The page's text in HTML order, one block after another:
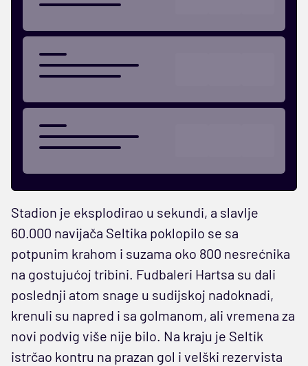
Stadion je eksplodirao u sekundi, a slavlje
60.000 navijača Seltika poklopilo se sa
potpunim krahom i suzama oko 800 nesrećnika
na gostujućoj tribini. Fudbaleri Hartsa su dali
poslednji atom snage u sudijskoj nadoknadi,
krenuli su napred i sa golmanom, ali vremena za
novi podvig više nije bilo. Na kraju je Seltik
istrčao kontru na prazan gol i velški rezervista